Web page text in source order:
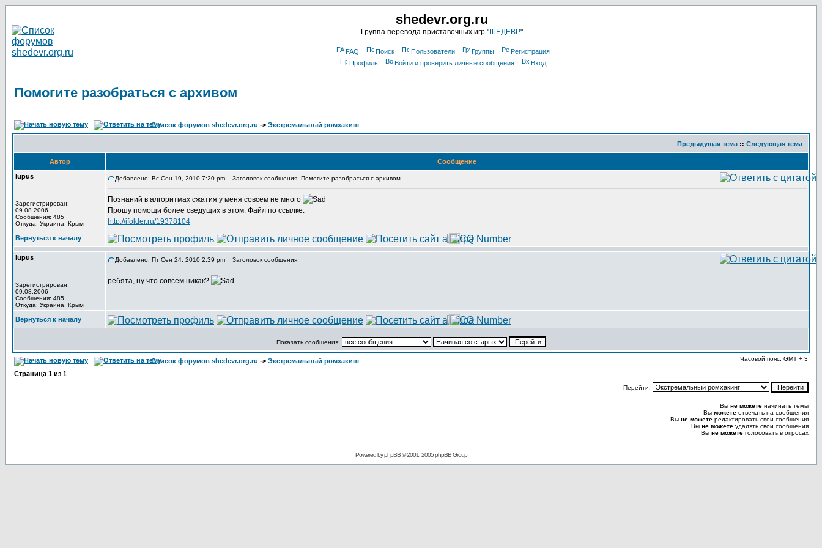
shedevr.org.ru
Группа перевода приставочных игр "ШЕДЕВР"
FAQ Поиск Пользователи Группы
Регистрация
Профиль
Войти и проверить личные сообщения Вход
Помогите разобраться с архивом
Список форумов shedevr.org.ru -> Экстремальный ромхакинг
Предыдущая тема :: Следующая тема
Автор
Сообщение
lupus
Зарегистрирован:
09.08.2006
Сообщения: 485
Откуда: Украина, Крым
Добавлено: Вс Сен 19, 2010 7:20 pm Заголовок сообщения: Помогите разобраться с архивом
Познаний в алгоритмах сжатия у меня совсем не много
Прошу помощи более сведущих в этом. Файл по ссылке.
http://ifolder.ru/19378104
Вернуться к началу
lupus
Зарегистрирован:
09.08.2006
Сообщения: 485
Откуда: Украина, Крым
Добавлено: Пт Сен 24, 2010 2:39 pm Заголовок сообщения:
ребята, ну что совсем никак?
Вернуться к началу
Показать сообщения:
Список форумов shedevr.org.ru -> Экстремальный ромхакинг Часовой пояс: GMT + 3
Страница 1 из 1
Перейти:
Вы не можете начинать темы
Вы можете отвечать на сообщения
Вы не можете редактировать свои сообщения
Вы не можете удалять свои сообщения
Вы не можете голосовать в опросах
Powered byphpBB© 2001, 2005 phpBB Group